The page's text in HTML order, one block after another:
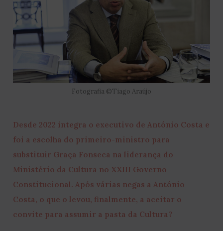
Fotografia ©Tiago Araújo
Desde 2022 integra o executivo de António Costa e
foi a escolha do primeiro-ministro para
substituir Graça Fonseca na liderança do
Ministério da Cultura no XXIII Governo
Constitucional. Após várias negas a António
Costa, o que o levou, finalmente, a aceitar o
convite para assumir a pasta da Cultura?